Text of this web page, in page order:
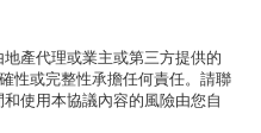
產代理或業主或第三方提供的
性或完整性承擔任何責任。請聯
使用本協議內容的風險由您自